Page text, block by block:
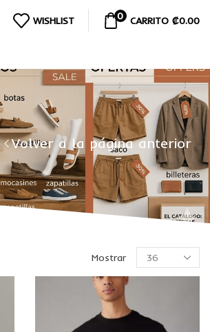
WISHLIST 0 CARRITO ₡0.00
Volver a la página anterior
Mostrar